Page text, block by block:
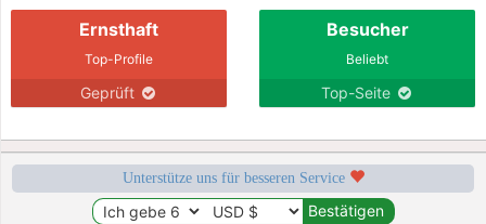
Ernsthaft
Top-Profile
Geprüft
Besucher
Beliebt
Top-Seite
Unterstütze uns für besseren Service